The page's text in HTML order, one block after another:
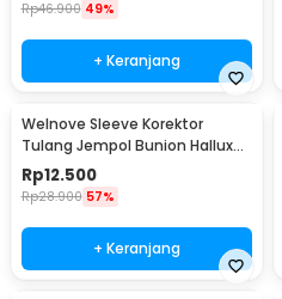
Rp46.900 49%
+ Keranjang
Welnove Sleeve Korektor
Tulang Jempol Bunion Hallux
Orthotics - CSQ1408
Rp12.500
Rp28.900 57%
+ Keranjang